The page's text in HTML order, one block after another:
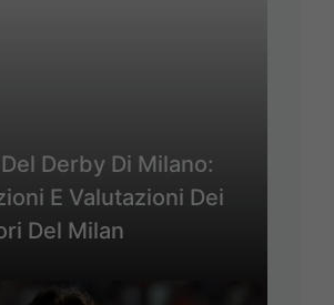
Derby Di Milano:
E Valutazioni Dei
Del Milan